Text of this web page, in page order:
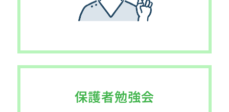
保護者勉強会